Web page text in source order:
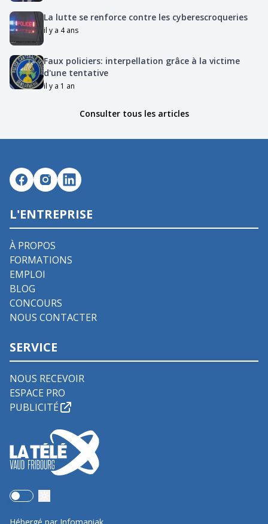
La lutte se renforce contre les cyberescroqueries
il y a 4 ans
Faux policiers: interpellation grâce à la victime
d'une tentative
il y a 1 an
Consulter tous les articles
L'ENTREPRISE
À PROPOS
FORMATIONS
EMPLOI
BLOG
CONCOURS
NOUS CONTACTER
SERVICE
NOUS RECEVOIR
ESPACE PRO
PUBLICITÉ
Use setting